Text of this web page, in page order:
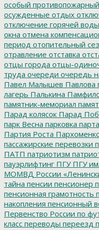
особый
осужденные отдых
отключение горячей воды
окна отмена
период отопительный
отравление отставка
отцы города отцы-
труда очереди очередь
Павел Малышев Павлова
лагерь Палькина
памятник-мемориал
Парад колясок Парад
парк Весна парковка
Партия Роста
пассажирские перевозки
ПАТП патриотизм
пауэрлифтинг ПГУПГУ
МОМВД России
тайна пенсии пенсионер
пенсионная грамотность
накопления пенсионный
Первенство России по
класс переводы переезд